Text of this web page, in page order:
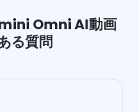
Omni AI動画
る質問